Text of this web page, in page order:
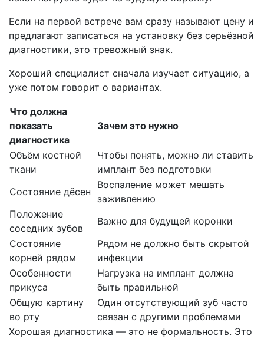
Если на первой встрече вам сразу называют цену и
предлагают записаться на установку без серьёзной
диагностики, это тревожный знак.
Хороший специалист сначала изучает ситуацию, а
уже потом говорит о вариантах.
Что должна
показать
диагностика
Зачем это нужно
Объём костной
ткани
Чтобы понять, можно ли ставить
имплант без подготовки
Состояние дёсен
Воспаление может мешать
заживлению
Положение
соседних зубов
Важно для будущей коронки
Состояние
корней рядом
Рядом не должно быть скрытой
инфекции
Особенности
прикуса
Нагрузка на имплант должна
быть правильной
Общую картину
во рту
Один отсутствующий зуб часто
связан с другими проблемами
Хорошая диагностика — это не формальность. Это